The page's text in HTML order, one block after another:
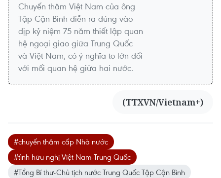
Chuyến thăm Việt Nam của ông
Tập Cận Bình diễn ra đúng vào
dịp kỷ niệm 75 năm thiết lập quan
hệ ngoại giao giữa Trung Quốc
và Việt Nam, có ý nghĩa to lớn đối
với mối quan hệ giữa hai nước.
(TTXVN/Vietnam+)
#chuyến thăm cấp Nhà nước
#tình hữu nghị Việt Nam-Trung Quốc
#Tổng Bí thư-Chủ tịch nước Trung Quốc Tập Cận Bình